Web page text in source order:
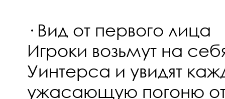
· Вид от первого лица
Игроки возьмут на
Уинтерса и увидят
ужасающую погоню